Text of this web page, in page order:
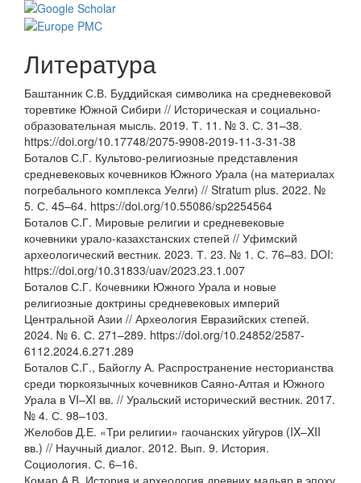
Литература
Баштанник С.В. Буддийская символика на средневековой
торевтике Южной Сибири // Историческая и социально-
образовательная мысль. 2019. Т. 11. № 3. С. 31–38.
https://doi.org/10.17748/2075-9908-2019-11-3-31-38
Боталов С.Г. Культово-религиозные представления
средневековых кочевников Южного Урала (на материалах
погребального комплекса Уелги) // Stratum plus. 2022. №
5. С. 45–64. https://doi.org/10.55086/sp2254564
Боталов С.Г. Мировые религии и средневековые
кочевники урало-казахстанских степей // Уфимский
археологический вестник. 2023. Т. 23. № 1. С. 76–83. DOI:
https://doi.org/10.31833/uav/2023.23.1.007
Боталов С.Г. Кочевники Южного Урала и новые
религиозные доктрины средневековых империй
Центральной Азии // Археология Евразийских степей.
2024. № 6. С. 271–289. https://doi.org/10.24852/2587-
6112.2024.6.271.289
Боталов С.Г., Байоглу А. Распространение несторианства
среди тюркоязычных кочевников Саяно-Алтая и Южного
Урала в VI–XI вв. // Уральский исторический вестник. 2017.
№ 4. С. 98–103.
Желобов Д.Е. «Три религии» гаочанских уйгуров (IX–XII
вв.) // Научный диалог. 2012. Вып. 9. История.
Социология. С. 6–16.
Комар А.В. История и археология древних мадьяр в эпоху